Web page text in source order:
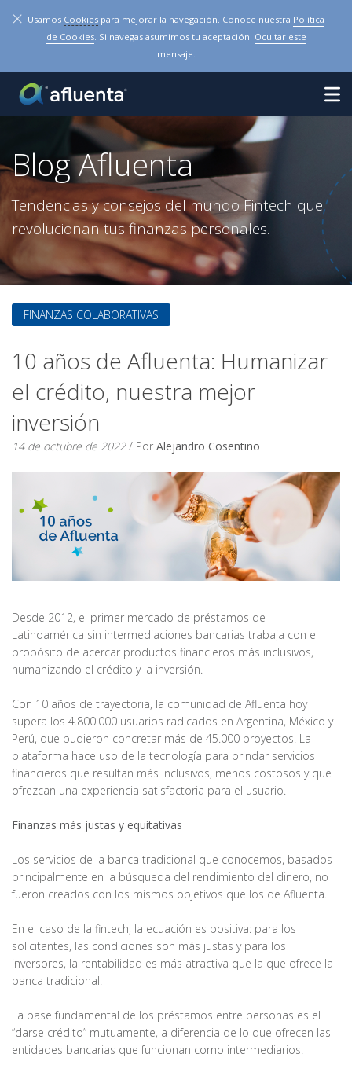
× Usamos Cookies para mejorar la navegación. Conoce nuestra Política
de Cookies. Si navegas asumimos tu aceptación. Ocultar este
mensaje.
Blog Afluenta
Tendencias y consejos del mundo Fintech que
revolucionan tus finanzas personales.
FINANZAS COLABORATIVAS
10 años de Afluenta: Humanizar
el crédito, nuestra mejor
inversión
14 de octubre de 2022/ Por Alejandro Cosentino
Desde 2012, el primer mercado de préstamos de
Latinoamérica sin intermediaciones bancarias trabaja con el
propósito de acercar productos financieros más inclusivos,
humanizando el crédito y la inversión.
Con 10 años de trayectoria, la comunidad de Afluenta hoy
supera los 4.800.000 usuarios radicados en Argentina, México y
Perú, que pudieron concretar más de 45.000 proyectos. La
plataforma hace uso de la tecnología para brindar servicios
financieros que resultan más inclusivos, menos costosos y que
ofrezcan una experiencia satisfactoria para el usuario.
Finanzas más justas y equitativas
Los servicios de la banca tradicional que conocemos, basados
principalmente en la búsqueda del rendimiento del dinero, no
fueron creados con los mismos objetivos que los de Afluenta.
En el caso de la fintech, la ecuación es positiva: para los
solicitantes, las condiciones son más justas y para los
inversores, la rentabilidad es más atractiva que la que ofrece la
banca tradicional.
La base fundamental de los préstamos entre personas es el
“darse crédito” mutuamente, a diferencia de lo que ofrecen las
entidades bancarias que funcionan como intermediarios.